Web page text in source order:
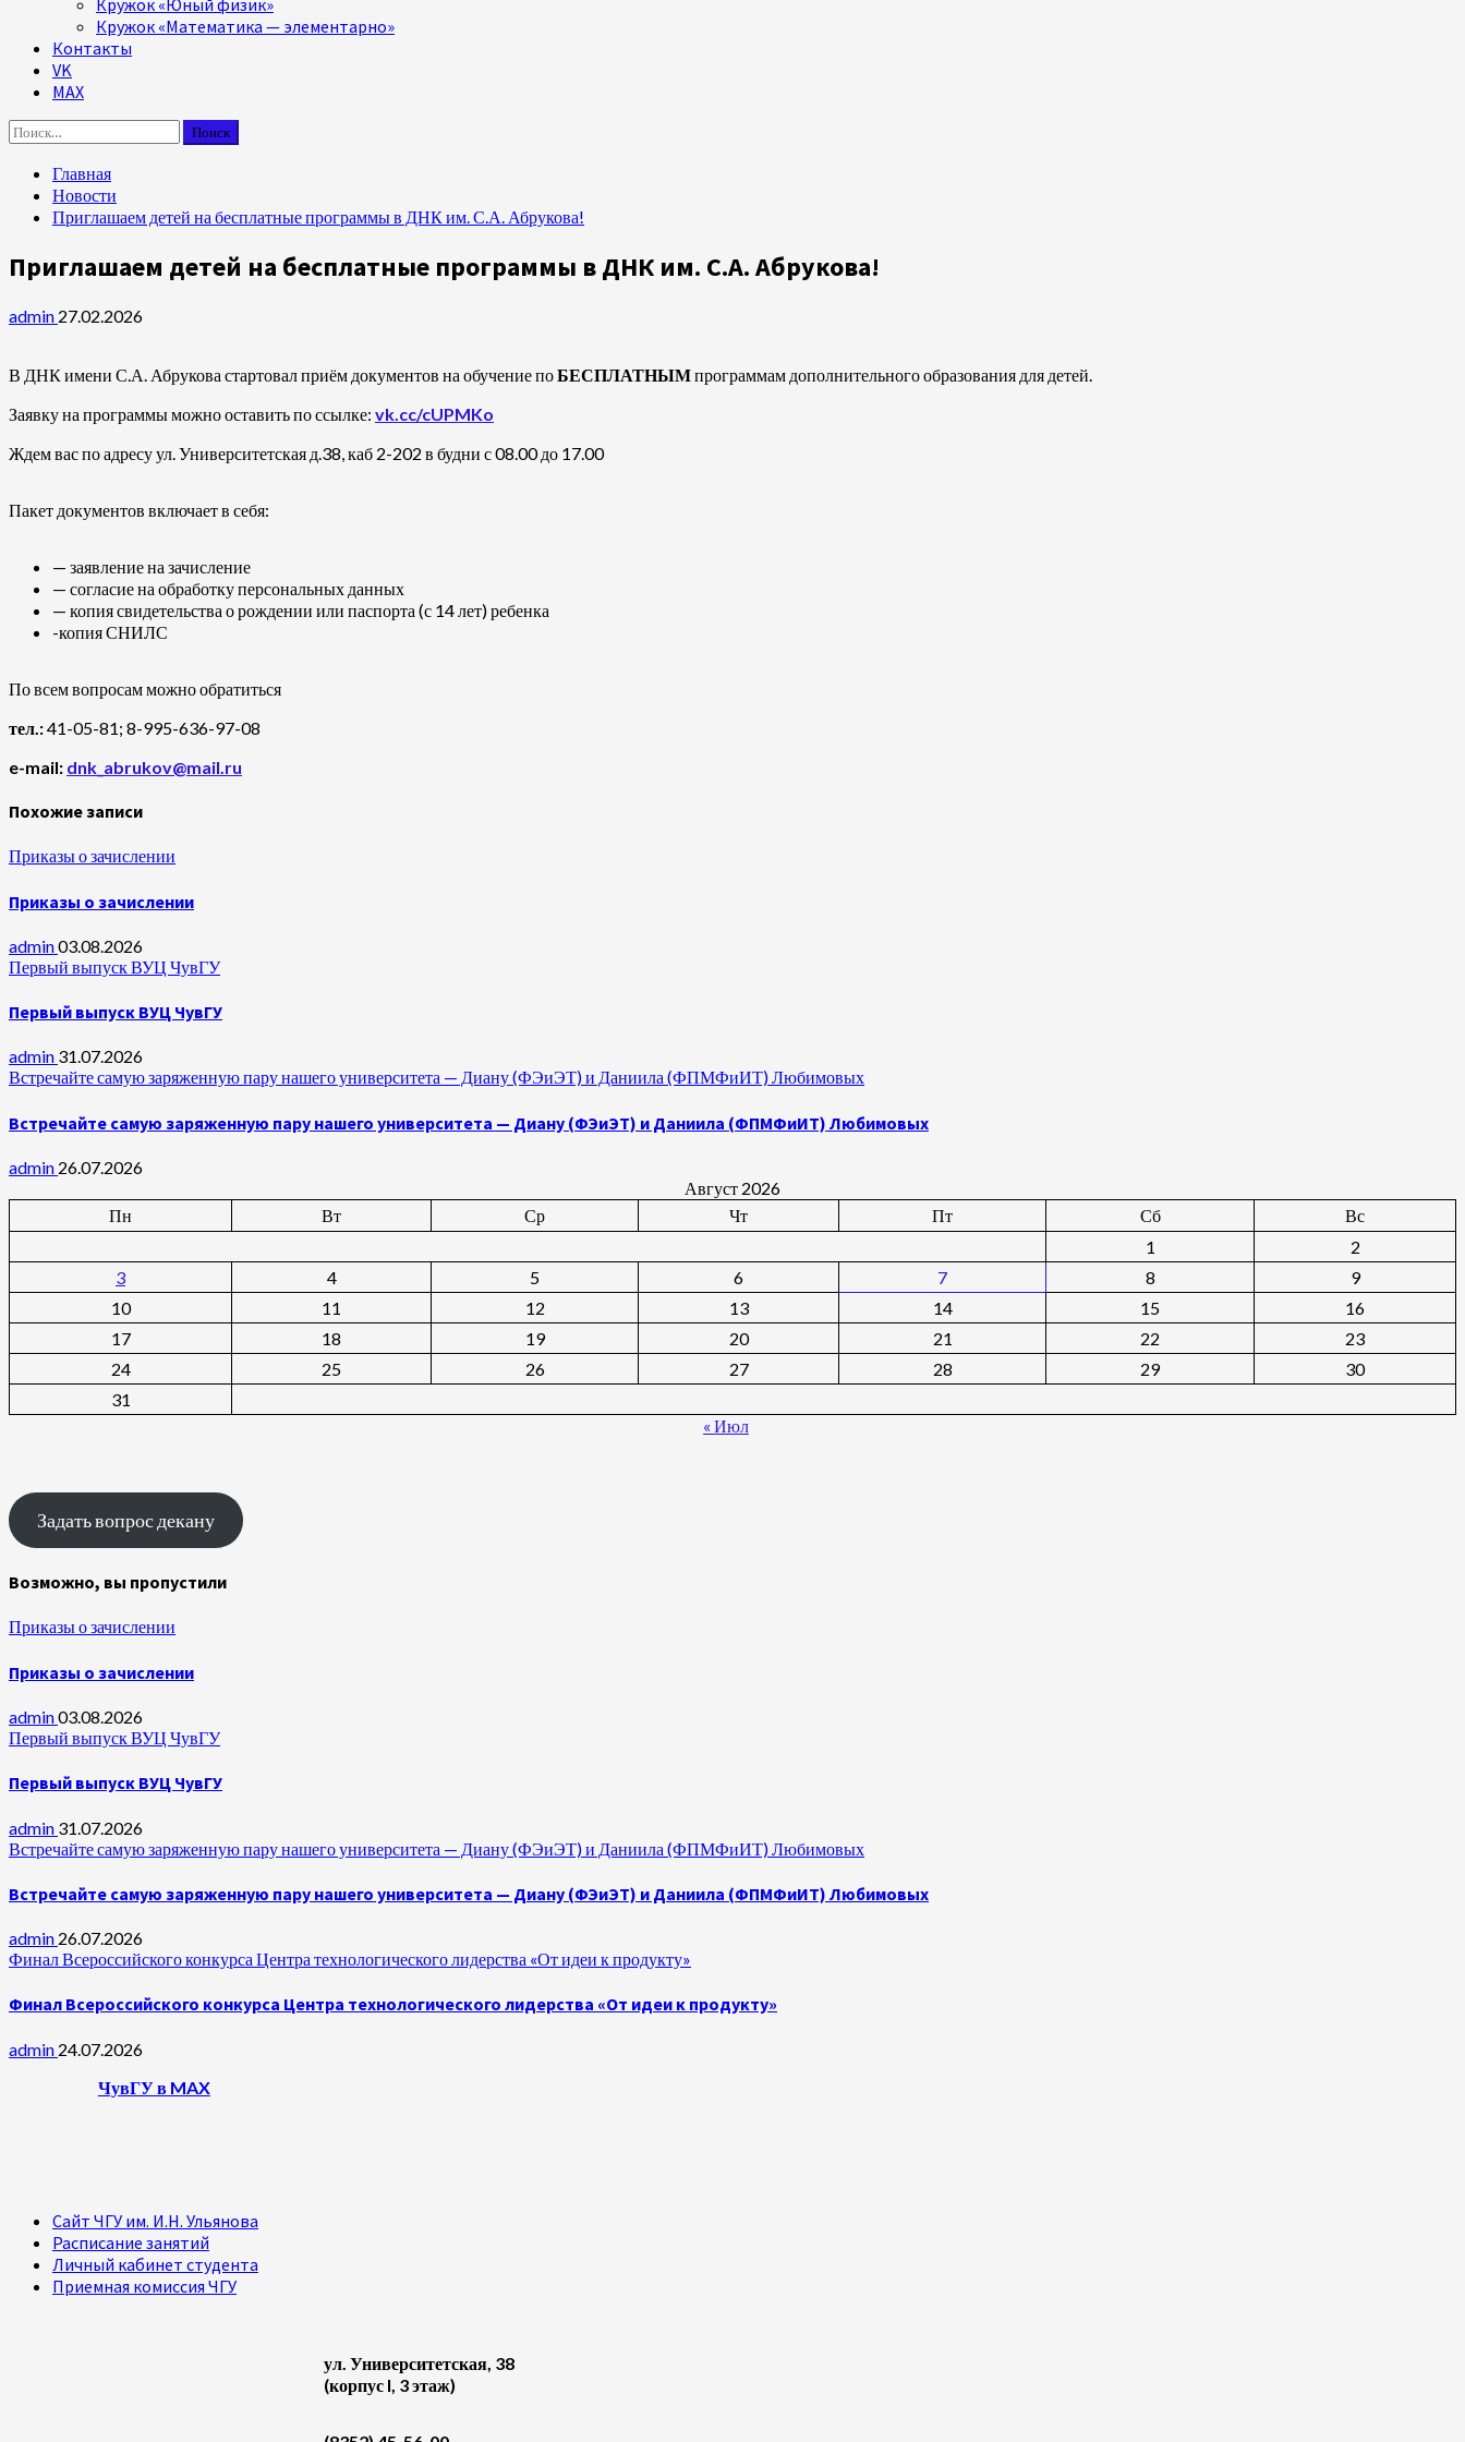
Кружок «Юный физик»
Кружок «Математика — элементарно»
Контакты
VK
MAX
Найти:
Главная
Новости
Приглашаем детей на бесплатные программы в ДНК им. С.А. Абрукова!
Приглашаем детей на бесплатные программы в ДНК им. С.А. Абрукова!
admin 27.02.2026
В ДНК имени С.А. Абрукова стартовал приём документов на обучение поБЕСПЛАТНЫМпрограммам дополнительного образования для детей.
Заявку на программы можно оставить по ссылке: vk.cc/cUPMKo
Ждем вас по адресу ул. Университетская д.38, каб 2-202 в будни с 08.00 до 17.00
Пакет документов включает в себя:
— заявление на зачисление
— согласие на обработку персональных данных
— копия свидетельства о рождении или паспорта (с 14 лет) ребенка
-копия СНИЛС
По всем вопросам можно обратиться
тел.:41-05-81; 8-995-636-97-08
e-mail: dnk_abrukov@mail.ru
Похожие записи
Приказы о зачислении
Приказы о зачислении
admin03.08.2026
Первый выпуск ВУЦ ЧувГУ
Первый выпуск ВУЦ ЧувГУ
admin 31.07.2026
Встречайте самую заряженную пару нашего университета — Диану (ФЭиЭТ) и Даниила (ФПМФиИТ) Любимовых
Встречайте самую заряженную пару нашего университета — Диану (ФЭиЭТ) и Даниила (ФПМФиИТ) Любимовых
admin 26.07.2026
Август 2026
Пн
Вт Ср Чт Пт Сб
Вс
1
2
3
4 5 6 7 8
9
10
11 12 13 14 15
16
17
18 19 20 21 22
23
24
25 26 27 28 29
30
31
« Июл
Задать вопрос декану
Возможно, вы пропустили
Приказы о зачислении
Приказы о зачислении
admin03.08.2026
Первый выпуск ВУЦ ЧувГУ
Первый выпуск ВУЦ ЧувГУ
admin 31.07.2026
Встречайте самую заряженную пару нашего университета — Диану (ФЭиЭТ) и Даниила (ФПМФиИТ) Любимовых
Встречайте самую заряженную пару нашего университета — Диану (ФЭиЭТ) и Даниила (ФПМФиИТ) Любимовых
admin 26.07.2026
Финал Всероссийского конкурса Центра технологического лидерства «От идеи к продукту»
Финал Всероссийского конкурса Центра технологического лидерства «От идеи к продукту»
admin 24.07.2026
ЧувГУ в MAX
Сайт ЧГУ им. И.Н. Ульянова
Расписание занятий
Личный кабинет студента
Приемная комиссия ЧГУ
ул. Университетская, 38
(корпус I, 3 этаж)